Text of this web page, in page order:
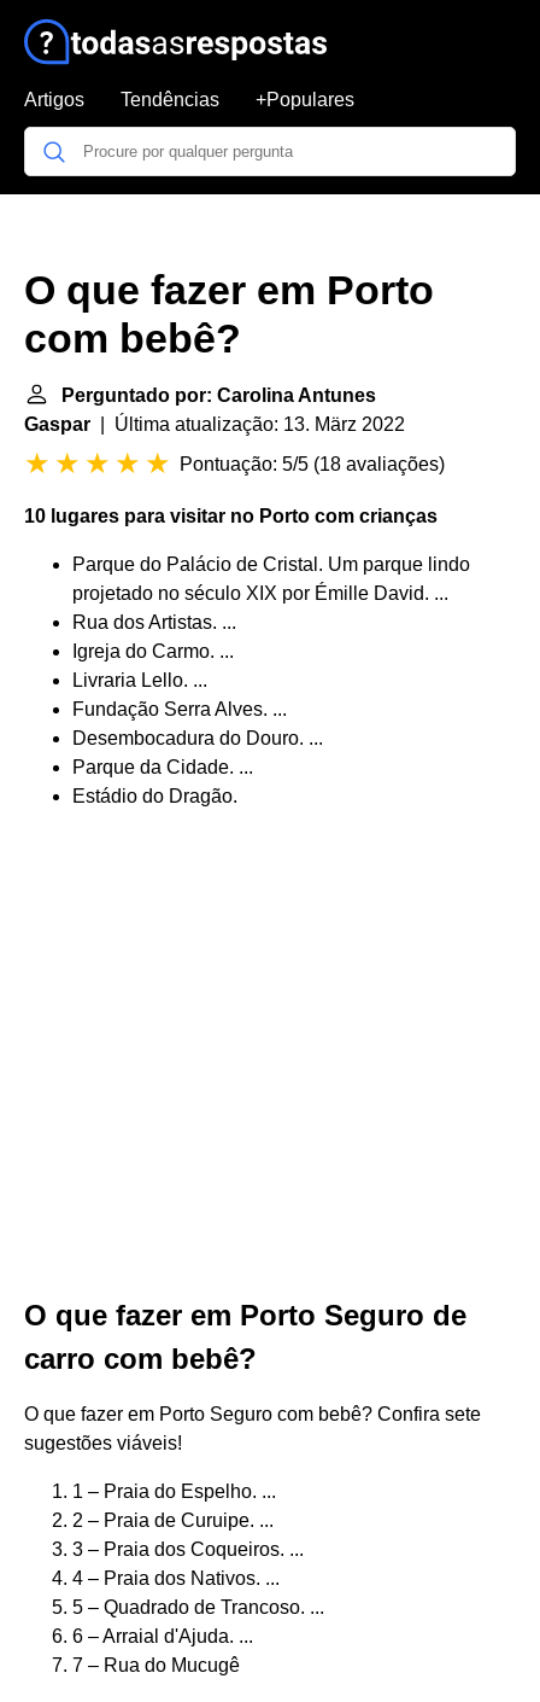
Artigos Tendências +Populares
O que fazer em Porto
com bebê?
Perguntado por: Carolina Antunes
Gaspar | Última atualização: 13. März 2022
Pontuação: 5/5 (18 avaliações)
10 lugares para visitar no Porto com crianças
Parque do Palácio de Cristal. Um parque lindo
projetado no século XIX por Émille David. ...
Rua dos Artistas. ...
Igreja do Carmo. ...
Livraria Lello. ...
Fundação Serra Alves. ...
Desembocadura do Douro. ...
Parque da Cidade. ...
Estádio do Dragão.
O que fazer em Porto Seguro de
carro com bebê?
O que fazer em Porto Seguro com bebê? Confira sete
sugestões viáveis!
1 – Praia do Espelho. ...
2 – Praia de Curuipe. ...
3 – Praia dos Coqueiros. ...
4 – Praia dos Nativos. ...
5 – Quadrado de Trancoso. ...
6 – Arraial d'Ajuda. ...
7 – Rua do Mucugê